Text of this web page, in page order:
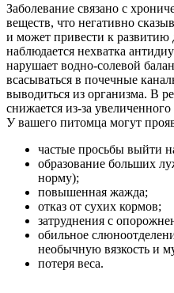
Заболевание связано с
веществ, что негативно
и может привести к развитию
наблюдается нехватка
нарушает водно-солевой
всасываться в почечные
выводиться из организма. В
снижается из-за
У вашего питомца могут
частые просьбы выйти
образование больших
норму);
повышенная жажда;
отказ от сухих кормов;
затруднения с
обильное
необычную вязкость и
потеря веса.